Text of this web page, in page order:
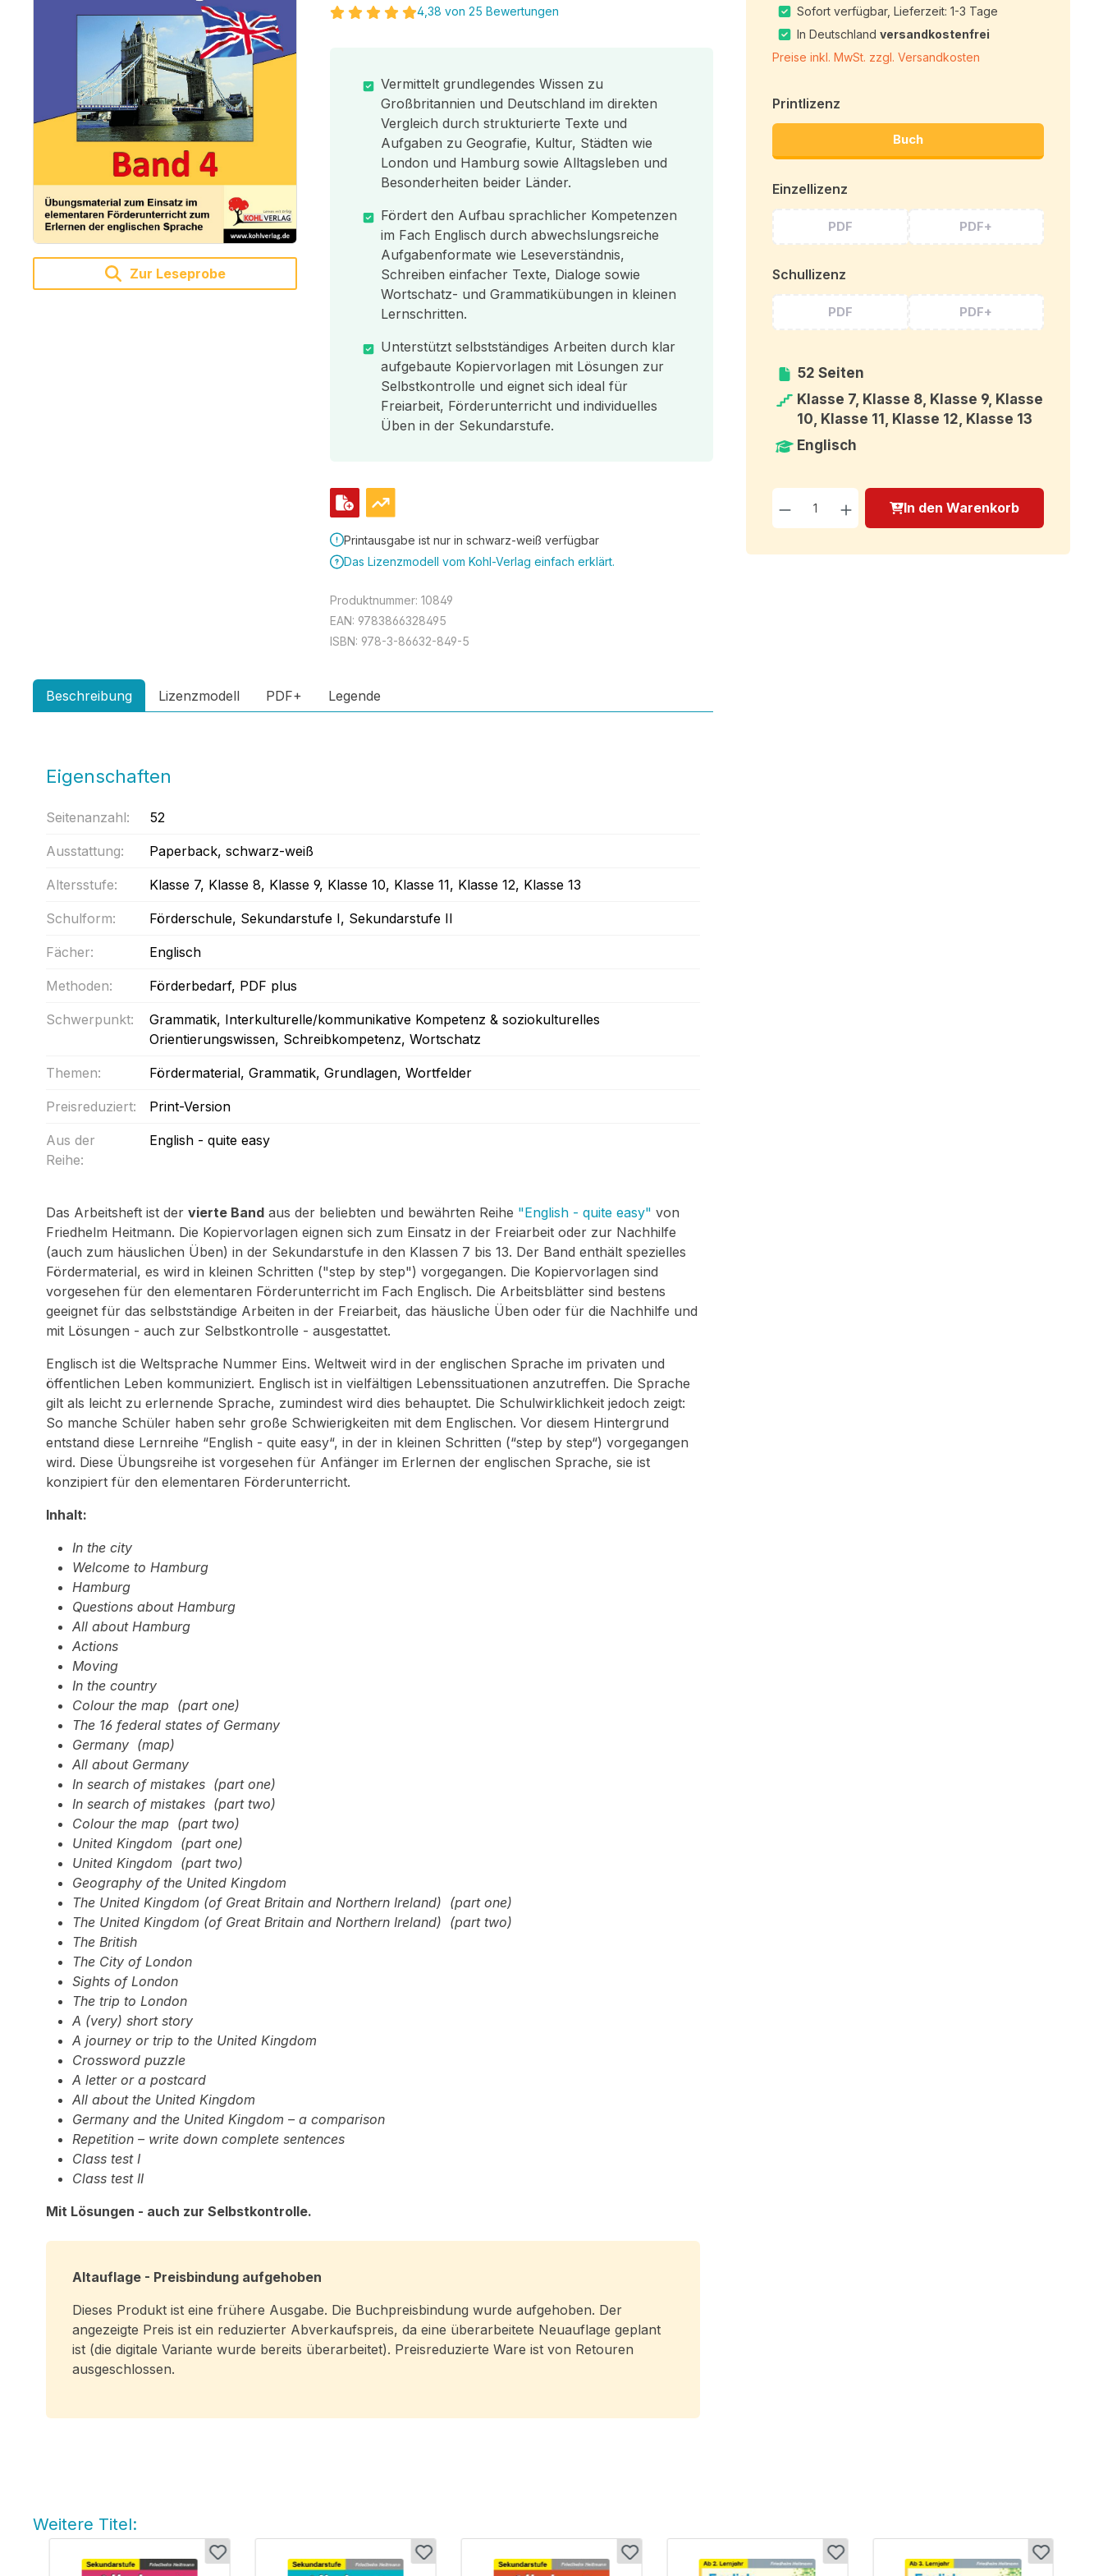
Zur Leseprobe
4,38 von 25 Bewertungen
Vermittelt grundlegendes Wissen zu
Großbritannien und Deutschland im direkten
Vergleich durch strukturierte Texte und
Aufgaben zu Geografie, Kultur, Städten wie
London und Hamburg sowie Alltagsleben und
Besonderheiten beider Länder.
Fördert den Aufbau sprachlicher Kompetenzen
im Fach Englisch durch abwechslungsreiche
Aufgabenformate wie Leseverständnis,
Schreiben einfacher Texte, Dialoge sowie
Wortschatz- und Grammatikübungen in kleinen
Lernschritten.
Unterstützt selbstständiges Arbeiten durch klar
aufgebaute Kopiervorlagen mit Lösungen zur
Selbstkontrolle und eignet sich ideal für
Freiarbeit, Förderunterricht und individuelles
Üben in der Sekundarstufe.
Printausgabe ist nur in schwarz-weiß verfügbar
Das Lizenzmodell vom Kohl-Verlag einfach erklärt.
Produktnummer:10849
EAN: 9783866328495
ISBN: 978-3-86632-849-5
Beschreibung Lizenzmodell PDF+ Legende
Eigenschaften
Seitenanzahl: 52
Ausstattung: Paperback, schwarz-weiß
Altersstufe: Klasse 7, Klasse 8, Klasse 9, Klasse 10, Klasse 11, Klasse 12, Klasse 13
Schulform: Förderschule, Sekundarstufe I, Sekundarstufe II
Fächer: Englisch
Methoden: Förderbedarf, PDF plus
Schwerpunkt: Grammatik, Interkulturelle/kommunikative Kompetenz & soziokulturelles
Orientierungswissen, Schreibkompetenz, Wortschatz
Themen: Fördermaterial, Grammatik, Grundlagen, Wortfelder
Preisreduziert: Print-Version
Aus der
Reihe:
English - quite easy
Das Arbeitsheft ist der vierte Band aus der beliebten und bewährten Reihe "English - quite easy" von
Friedhelm Heitmann. Die Kopiervorlagen eignen sich zum Einsatz in der Freiarbeit oder zur Nachhilfe
(auch zum häuslichen Üben) in der Sekundarstufe in den Klassen 7 bis 13. Der Band enthält spezielles
Fördermaterial, es wird in kleinen Schritten ("step by step") vorgegangen. Die Kopiervorlagen sind
vorgesehen für den elementaren Förderunterricht im Fach Englisch. Die Arbeitsblätter sind bestens
geeignet für das selbstständige Arbeiten in der Freiarbeit, das häusliche Üben oder für die Nachhilfe und
mit Lösungen - auch zur Selbstkontrolle - ausgestattet.
Englisch ist die Weltsprache Nummer Eins. Weltweit wird in der englischen Sprache im privaten und
öffentlichen Leben kommuniziert. Englisch ist in vielfältigen Lebenssituationen anzutreffen. Die Sprache
gilt als leicht zu erlernende Sprache, zumindest wird dies behauptet. Die Schulwirklichkeit jedoch zeigt:
So manche Schüler haben sehr große Schwierigkeiten mit dem Englischen. Vor diesem Hintergrund
entstand diese Lernreihe “English - quite easy“, in der in kleinen Schritten (“step by step“) vorgegangen
wird. Diese Übungsreihe ist vorgesehen für Anfänger im Erlernen der englischen Sprache, sie ist
konzipiert für den elementaren Förderunterricht.
Inhalt:
In the city
Welcome to Hamburg
Hamburg
Questions about Hamburg
All about Hamburg
Actions
Moving
In the country
Colour the map (part one)
The 16 federal states of Germany
Germany (map)
All about Germany
In search of mistakes (part one)
In search of mistakes (part two)
Colour the map (part two)
United Kingdom (part one)
United Kingdom (part two)
Geography of the United Kingdom
The United Kingdom (of Great Britain and Northern Ireland) (part one)
The United Kingdom (of Great Britain and Northern Ireland) (part two)
The British
The City of London
Sights of London
The trip to London
A (very) short story
A journey or trip to the United Kingdom
Crossword puzzle
A letter or a postcard
All about the United Kingdom
Germany and the United Kingdom – a comparison
Repetition – write down complete sentences
Class test I
Class test II
Mit Lösungen - auch zur Selbstkontrolle.
Altauflage - Preisbindung aufgehoben
Dieses Produkt ist eine frühere Ausgabe. Die Buchpreisbindung wurde aufgehoben. Der
angezeigte Preis ist ein reduzierter Abverkaufspreis, da eine überarbeitete Neuauflage geplant
ist (die digitale Variante wurde bereits überarbeitet). Preisreduzierte Ware ist von Retouren
ausgeschlossen.
Sofort verfügbar, Lieferzeit: 1-3 Tage
In Deutschland versandkostenfrei
Preise inkl. MwSt. zzgl. Versandkosten
Printlizenz
Buch
Einzellizenz
PDF PDF+
Schullizenz
PDF PDF+
52 Seiten
Klasse 7, Klasse 8, Klasse 9, Klasse
10, Klasse 11, Klasse 12, Klasse 13
Englisch
Produkt Anzahl: Gib
In den Warenkorb
Weitere Titel: